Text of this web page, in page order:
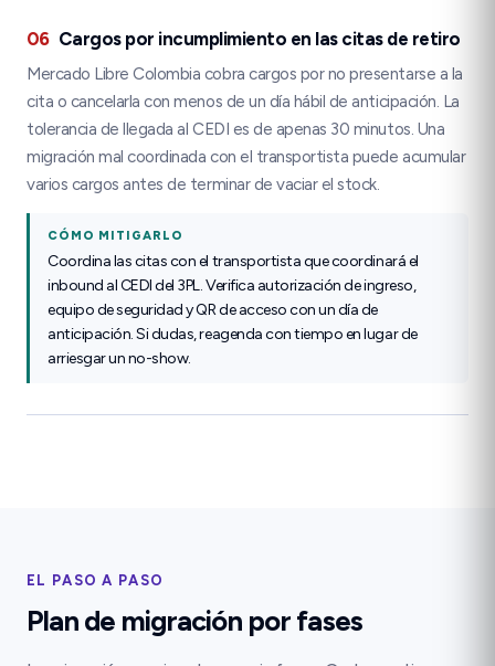
06 Cargos por incumplimiento en las citas de retiro
Mercado Libre Colombia cobra cargos por no presentarse a la
cita o cancelarla con menos de un día hábil de anticipación. La
tolerancia de llegada al CEDI es de apenas 30 minutos. Una
migración mal coordinada con el transportista puede acumular
varios cargos antes de terminar de vaciar el stock.
CÓMO MITIGARLO
Coordina las citas con el transportista que coordinará el
inbound al CEDI del 3PL. Verifica autorización de ingreso,
equipo de seguridad y QR de acceso con un día de
anticipación. Si dudas, reagenda con tiempo en lugar de
arriesgar un no-show.
EL PASO A PASO
Plan de migración por fases